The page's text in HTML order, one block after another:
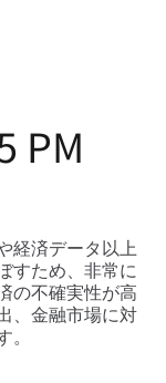
PM
経済データ以上
すため、非常に
の不確実性が高
、金融市場に対